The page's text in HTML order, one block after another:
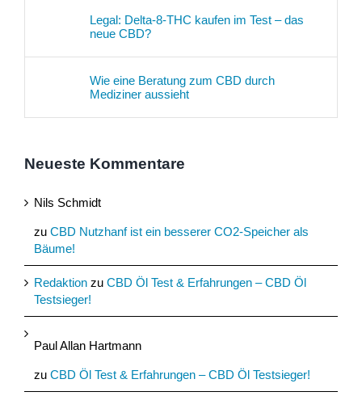
Legal: Delta-8-THC kaufen im Test – das
neue CBD?
Wie eine Beratung zum CBD durch
Mediziner aussieht
Neueste Kommentare
Nils Schmidt
zu CBD Nutzhanf ist ein besserer CO2-Speicher als
Bäume!
Redaktion zu CBD Öl Test & Erfahrungen – CBD Öl
Testsieger!
Paul Allan Hartmann
zu CBD Öl Test & Erfahrungen – CBD Öl Testsieger!